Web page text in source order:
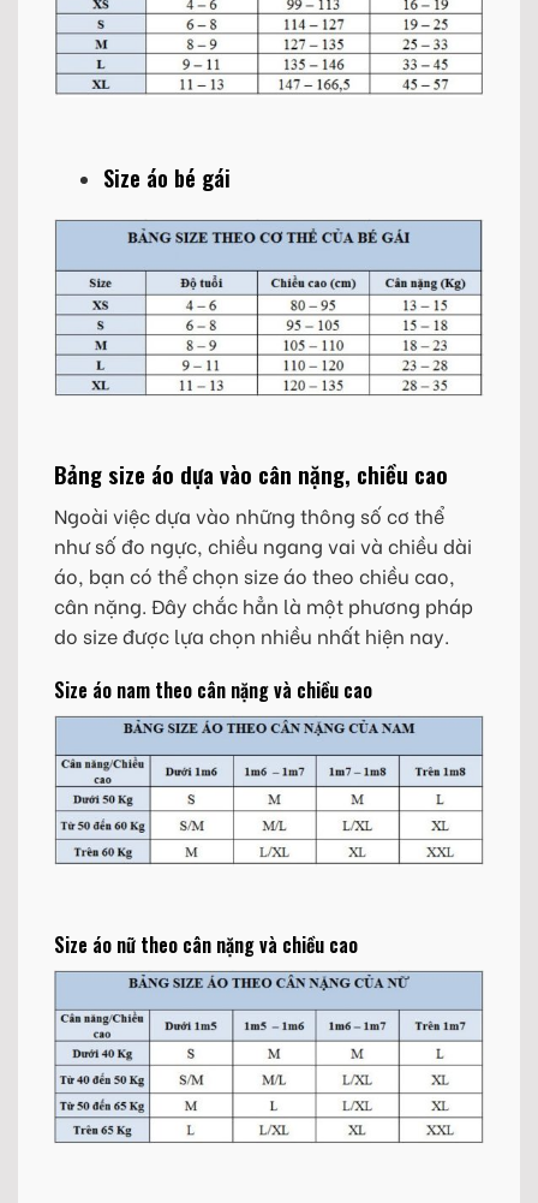
Size áo bé gái
Bảng size áo dựa vào cân nặng, chiều cao
Ngoài việc dựa vào những thông số cơ thể
như số đo ngực, chiều ngang vai và chiều dài
áo, bạn có thể chọn size áo theo chiều cao,
cân nặng. Đây chắc hẳn là một phương pháp
do size được lựa chọn nhiều nhất hiện nay.
Size áo nam theo cân nặng và chiều cao
Size áo nữ theo cân nặng và chiều cao